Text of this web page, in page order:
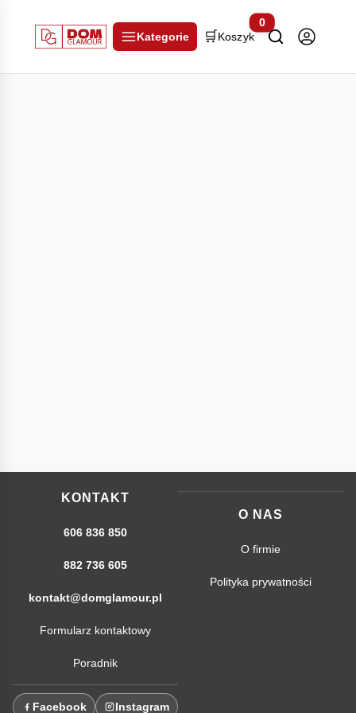
Kategorie 🛒 Koszyk
0
KONTAKT
606 836 850
882 736 605
kontakt@domglamour.pl
Formularz kontaktowy
Poradnik
Facebook Instagram
O NAS
O firmie
Polityka prywatności